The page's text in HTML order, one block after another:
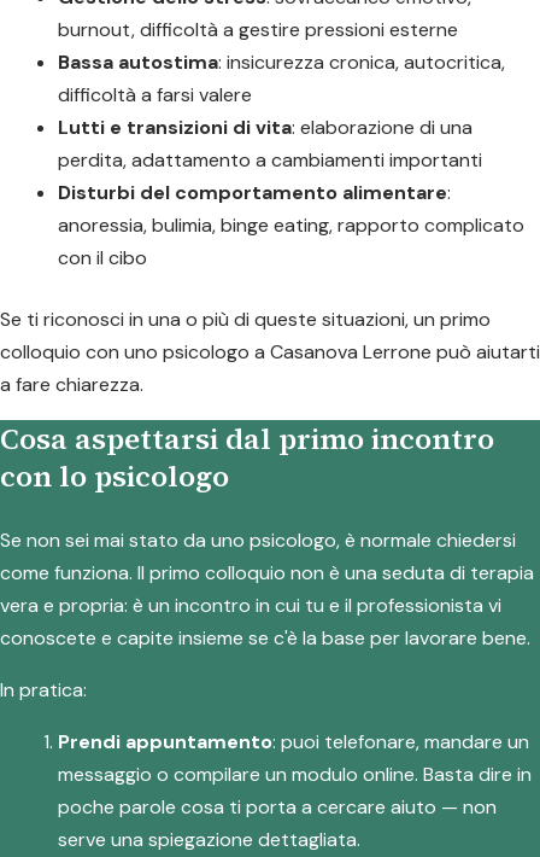
burnout, difficoltà a gestire pressioni esterne
Bassa autostima: insicurezza cronica, autocritica,
difficoltà a farsi valere
Lutti e transizioni di vita: elaborazione di una
perdita, adattamento a cambiamenti importanti
Disturbi del comportamento alimentare:
anoressia, bulimia, binge eating, rapporto complicato
con il cibo
Se ti riconosci in una o più di queste situazioni, un primo
colloquio con uno psicologo a Casanova Lerrone può aiutarti
a fare chiarezza.
Cosa aspettarsi dal primo incontro
con lo psicologo
Se non sei mai stato da uno psicologo, è normale chiedersi
come funziona. Il primo colloquio non è una seduta di terapia
vera e propria: è un incontro in cui tu e il professionista vi
conoscete e capite insieme se c'è la base per lavorare bene.
In pratica:
Prendi appuntamento: puoi telefonare, mandare un
messaggio o compilare un modulo online. Basta dire in
poche parole cosa ti porta a cercare aiuto — non
serve una spiegazione dettagliata.